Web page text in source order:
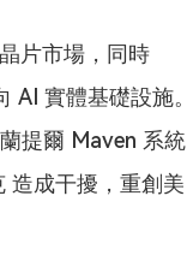
片市場，同時
AI 實體基礎設施。
提爾 Maven 系統
造成干擾，重創美